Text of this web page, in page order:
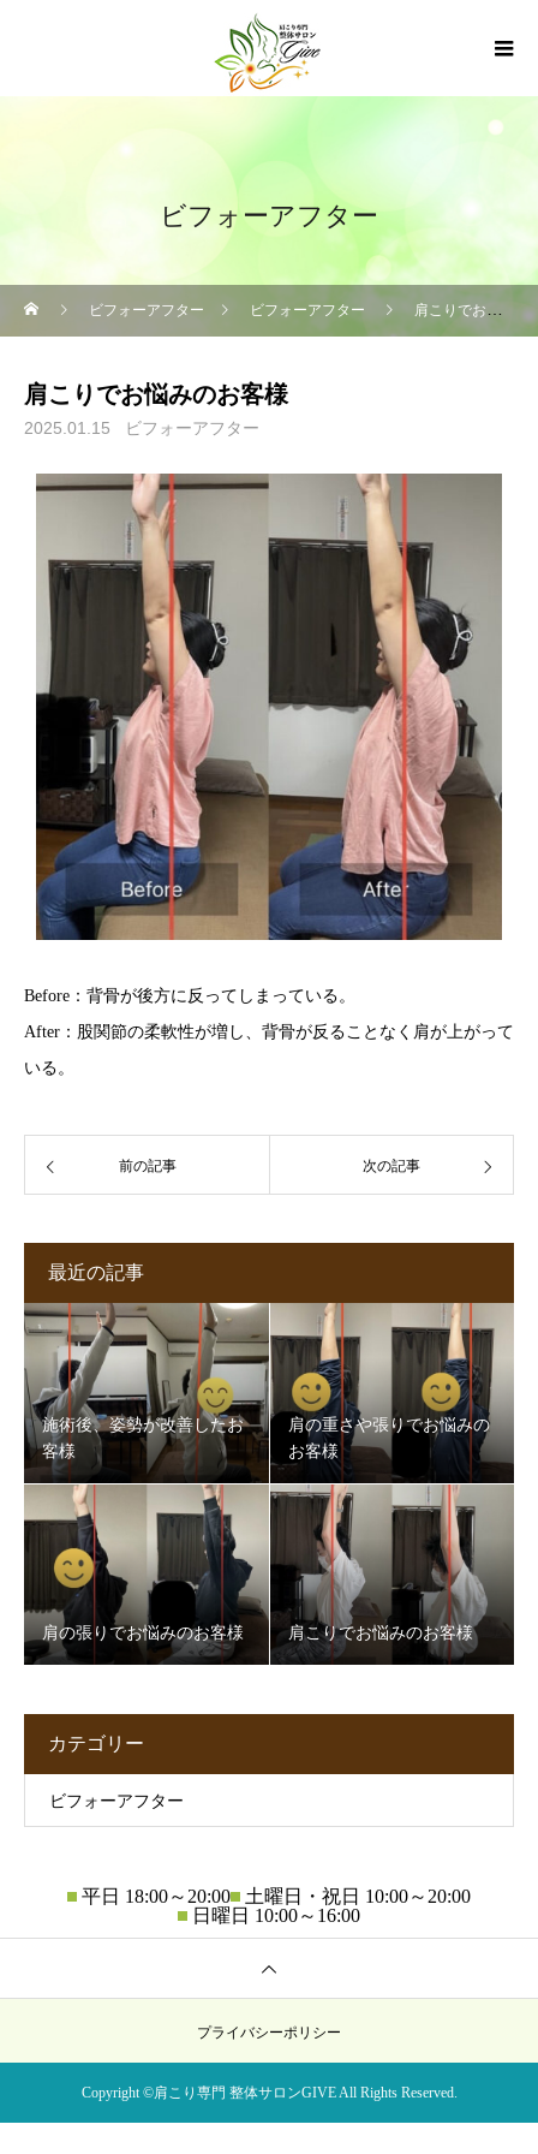
ビフォーアフター
ビフォーアフター ビフォーアフター 肩こりでお悩みのお客様
肩こりでお悩みのお客様
2025.01.15 ビフォーアフター
Before：背骨が後方に反ってしまっている。
After：股関節の柔軟性が増し、背骨が反ることなく肩が上がって
いる。
前の記事 次の記事
最近の記事
施術後、姿勢が改善したお
客様
肩の重さや張りでお悩みの
お客様
肩の張りでお悩みのお客様 肩こりでお悩みのお客様
カテゴリー
ビフォーアフター
平日 18:00～20:00
土曜日・祝日 10:00～20:00
日曜日 10:00～16:00
プライバシーポリシー
Copyright ©肩こり専門 整体サロンGIVE All Rights Reserved.